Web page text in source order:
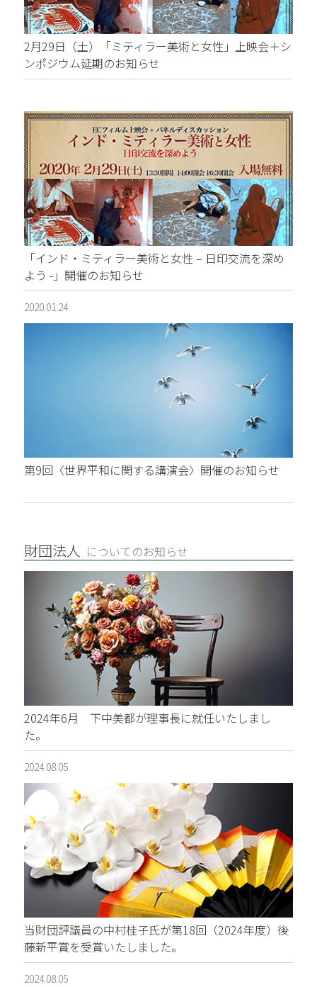
2月29日（土）「ミティラー美術と女性」上映会＋シ
ンポジウム延期のお知らせ
「インド・ミティラー美術と女性 – 日印交流を深め
よう -」開催のお知らせ
2020.01.24
第9回〈世界平和に関する講演会〉開催のお知らせ
財団法人 についてのお知らせ
2024年6月 下中美都が理事長に就任いたしまし
た。
2024.08.05
当財団評議員の中村桂子氏が第18回（2024年度）後
藤新平賞を受賞いたしました。
2024.08.05